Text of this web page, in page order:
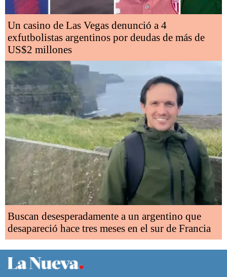
Un casino de Las Vegas denunció a 4
exfutbolistas argentinos por deudas de más de
US$2 millones
Buscan desesperadamente a un argentino que
desapareció hace tres meses en el sur de Francia